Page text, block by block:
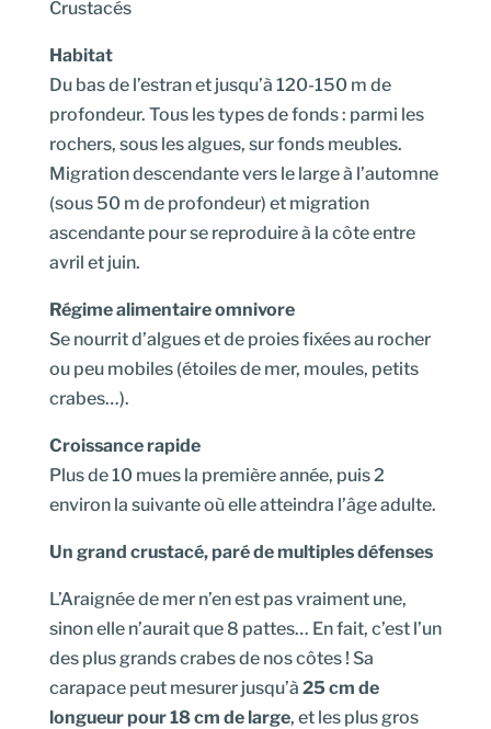
Crustacés
Habitat
Du bas de l’estran et jusqu’à 120-150 m de
profondeur. Tous les types de fonds : parmi les
rochers, sous les algues, sur fonds meubles.
Migration descendante vers le large à l’automne
(sous 50 m de profondeur) et migration
ascendante pour se reproduire à la côte entre
avril et juin.
Régime alimentaire omnivore
Se nourrit d’algues et de proies fixées au rocher
ou peu mobiles (étoiles de mer, moules, petits
crabes…).
Croissance rapide
Plus de 10 mues la première année, puis 2
environ la suivante où elle atteindra l’âge adulte.
Un grand crustacé, paré de multiples défenses
L’Araignée de mer n’en est pas vraiment une,
sinon elle n’aurait que 8 pattes… En fait, c’est l’un
des plus grands crabes de nos côtes ! Sa
carapace peut mesurer jusqu’à 25 cm de
longueur pour 18 cm de large, et les plus gros